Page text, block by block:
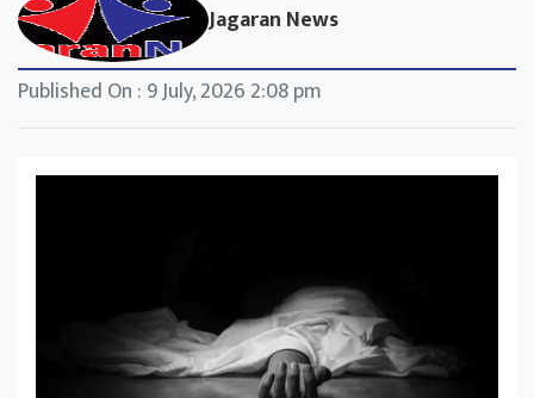
Jagaran News
Published On : 9 July, 2026 2:08 pm